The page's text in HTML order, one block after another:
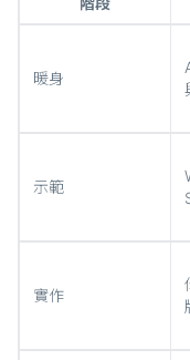
暖身
示範
實作